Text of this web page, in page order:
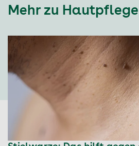
Mehr zu Hautpflege